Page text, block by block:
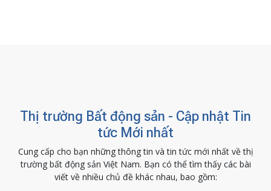
Thị trường Bất động sản - Cập nhật Tin
tức Mới nhất
Cung cấp cho bạn những thông tin và tin tức mới nhất về thị
trường bất động sản Việt Nam. Bạn có thể tìm thấy các bài
viết về nhiều chủ đề khác nhau, bao gồm: